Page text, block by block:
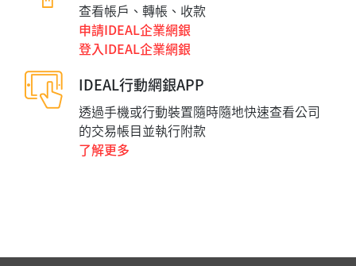
查看帳戶、轉帳、收款
申請IDEAL企業網銀
登入IDEAL企業網銀
IDEAL行動網銀APP
透過手機或行動裝置隨時隨地快速查看公司
的交易帳目並執行附款
了解更多